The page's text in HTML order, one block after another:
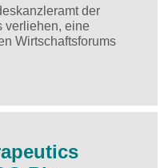
der
verliehen, eine
Wirtschaftsforums